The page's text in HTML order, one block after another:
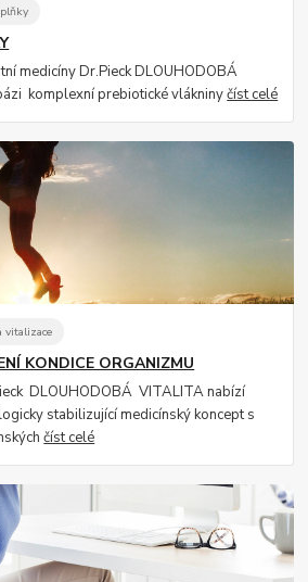
medicíny Dr.Pieck DLOUHODOBÁ
komplexní prebiotické vlákninyčíst celé
vitalizace
KONDICE ORGANIZMU
DLOUHODOBÁ VITALITA nabízí
stabilizující medicínský koncept s
číst celé